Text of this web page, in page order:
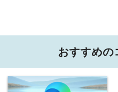
おすすめの